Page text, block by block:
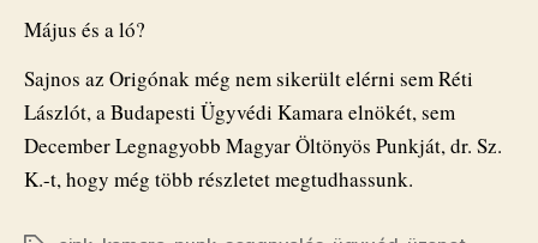
Május és a ló?
Sajnos az Origónak még nem sikerült elérni sem Réti
Lászlót, a Budapesti Ügyvédi Kamara elnökét, sem
December Legnagyobb Magyar Öltönyös Punkját, dr. Sz.
K.-t, hogy még több részletet megtudhassunk.